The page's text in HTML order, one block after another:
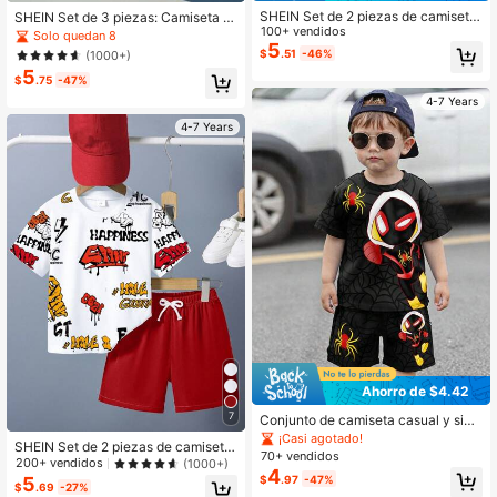
SHEIN Set de 3 piezas: Camiseta d
e manga corta con estampado de e
slogan + Pantalones cortos + Bolsa
para niño, estilo deportivo casual y l
indo, moda de calle, primavera/vera
Solo quedan 8
(1000+)
$5.75 -47%
4-7 Years
7
SHEIN Set de 2 piezas de camiseta
de manga corta de cuello redondo c
on estampado de graffiti y pantalon
es cortos rojos sueltos de tejido par
200+ vendidos (1000+)
$5.69 -27%
SHEIN Set de 2 piezas de camiseta
de manga corta y shorts de color lis
o informal para niños pequeños
100+ vendidos
$5.51 -46%
4-7 Years
Ahorro de $4.42
Conjunto de camiseta casual y sim
ple para niños pequeños, estilo clás
ico, guapo y fresco, con estampado
gráfico de personaje de araña de di
bujos animados, adecuado para pri
¡Casi agotado!
70+ vendidos
$4.97 -47%